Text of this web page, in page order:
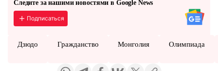
Следите за нашими новостями в Google News
Подписаться
Дзюдо Гражданство Монголия Олимпиада